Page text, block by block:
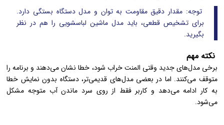
توجه: مقدار دقیق مقاومت به توان و مدل دستگاه بستگی دارد.
برای تشخیص قطعی، باید مدل ماشین لباسشویی را هم در نظر
بگیرید.
نکته مهم
برخی مدل‌های جدید وقتی المنت خراب شود، خطا نشان می‌دهند و برنامه را
متوقف می‌کنند. اما در بعضی مدل‌های قدیمی‌تر، دستگاه بدون نمایش خطا
به کار ادامه می‌دهد و کاربر فقط از روی سرد ماندن آب متوجه مشکل
می‌شود.